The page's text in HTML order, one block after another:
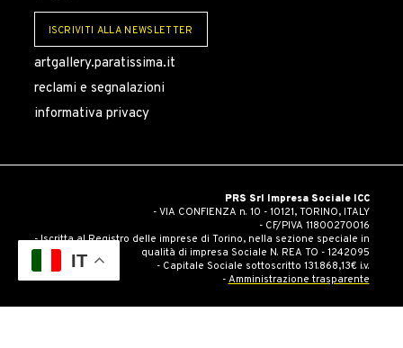
ISCRIVITI ALLA NEWSLETTER
artgallery.paratissima.it
reclami e segnalazioni
informativa privacy
PRS Srl Impresa Sociale ICC
- VIA CONFIENZA n. 10 - 10121, TORINO, ITALY
- CF/PIVA 11800270016
- Iscritta al Registro delle imprese di Torino, nella sezione speciale in
qualità di impresa Sociale N. REA TO - 1242095
- Capitale Sociale sottoscritto 131.868,13€ i.v.
- Amministrazione trasparente
IT